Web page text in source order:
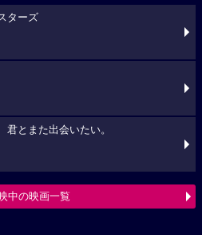
ターズ
君とまた出会いたい。
中の映画一覧